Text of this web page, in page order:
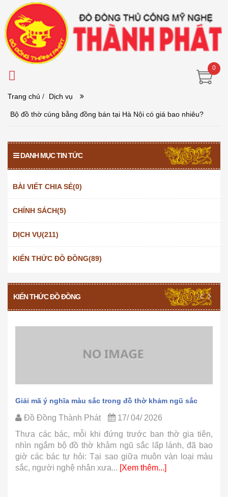
0
Trang chủ / Dịch vụ
Bộ đồ thờ cúng bằng đồng bán tại Hà Nội có giá bao nhiêu?
DANH MỤC TIN TỨC
BÀI VIẾT CHIA SẺ(0)
CHÍNH SÁCH(5)
DỊCH VỤ(211)
KIẾN THỨC ĐỒ ĐỒNG(89)
KIẾN THỨC ĐỒ ĐỒNG
Giải mã ý nghĩa màu sắc trong đồ thờ khảm ngũ sắc
Đồ Đồng Thành Phát
17/ 04/ 2026
Thưa các bác, mỗi khi đứng trước ban thờ gia tiên,
nhìn ngắm bộ đồ thờ khảm ngũ sắc lấp lánh, đã bao
giờ các bác tự hỏi: Tại sao giữa muôn vàn loại màu
sắc, người nghệ nhân xưa... [Xem thêm...]